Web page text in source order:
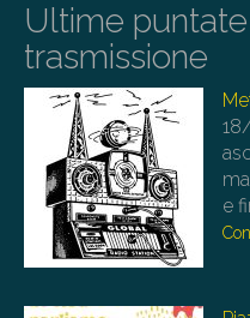
Ultime
trasmissione
e